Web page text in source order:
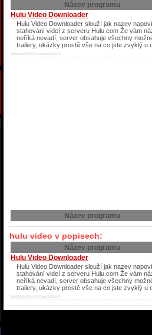
Název programu
Hulu Video Downloader
Hulu Video Downloader slouží jak nazev
stahování videí z serveru Hulu.com Že vám
neříká nevadí, server obsahuje všechny
trailery, ukázky prostě vše na co jste zvyklý u
95/98/ME/NT/XP/Vista/2003/XP/
Název programu
hulu video v popisech:
Název programu
Hulu Video Downloader
Hulu Video Downloader slouží jak nazev
stahování videí z serveru Hulu.com Že vám
neříká nevadí, server obsahuje všechny
trailery, ukázky prostě vše na co jste zvyklý u
95/98/ME/NT/XP/Vista/2003/XP/